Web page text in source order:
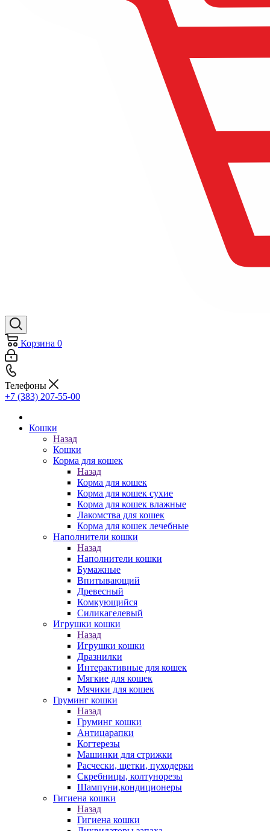
Корзина 0
Телефоны
+7 (383) 207-55-00
Кошки
Назад
Кошки
Корма для кошек
Назад
Корма для кошек
Корма для кошек сухие
Корма для кошек влажные
Лакомства для кошек
Корма для кошек лечебные
Наполнители кошки
Назад
Наполнители кошки
Бумажные
Впитывающий
Древесный
Комкующийся
Силикагелевый
Игрушки кошки
Назад
Игрушки кошки
Дразнилки
Интерактивные для кошек
Мягкие для кошек
Мячики для кошек
Груминг кошки
Назад
Груминг кошки
Антицарапки
Когтерезы
Машинки для стрижки
Расчески, щетки, пуходерки
Скребницы, колтунорезы
Шампуни,кондиционеры
Гигиена кошки
Назад
Гигиена кошки